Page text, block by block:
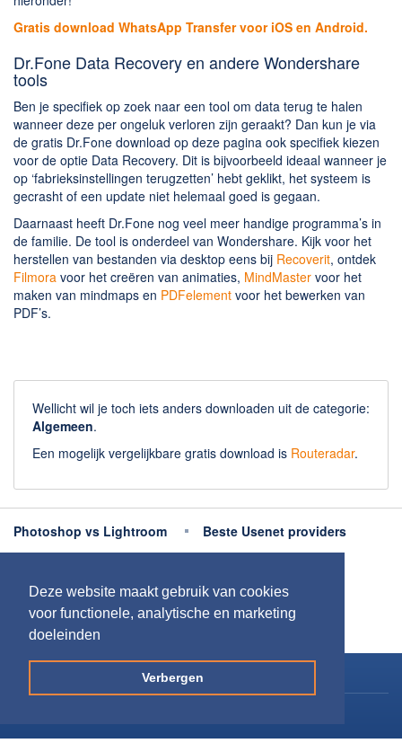
Deze website maakt gebruik van cookies
voor functionele, analytische en marketing
doeleinden
Verbergen
Gratis download WhatsApp Transfer voor iOS en Android.
Dr.Fone Data Recovery en andere Wondershare
tools
Ben je specifiek op zoek naar een tool om data terug te halen
wanneer deze per ongeluk verloren zijn geraakt? Dan kun je via
de gratis Dr.Fone download op deze pagina ook specifiek kiezen
voor de optie Data Recovery. Dit is bijvoorbeeld ideaal wanneer je
op ‘fabrieksinstellingen terugzetten’ hebt geklikt, het systeem is
gecrasht of een update niet helemaal goed is gegaan.
Daarnaast heeft Dr.Fone nog veel meer handige programma’s in
de familie. De tool is onderdeel van Wondershare. Kijk voor het
herstellen van bestanden via desktop eens bij Recoverit, ontdek
Filmora voor het creëren van animaties, MindMaster voor het
maken van mindmaps en PDFelement voor het bewerken van
PDF’s.
Wellicht wil je toch iets anders downloaden uit de categorie:
Algemeen.
Een mogelijk vergelijkbare gratis download is Routeradar.
Photoshop vs Lightroom
Beste Usenet providers
Meer uitleg
Copyright 2026